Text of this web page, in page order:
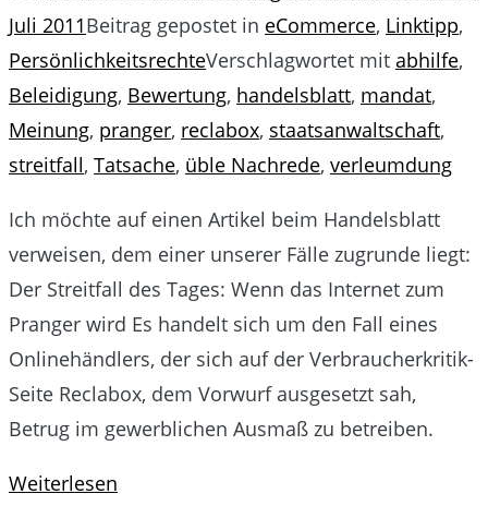
Juli 2011Beitrag gepostet in eCommerce, Linktipp,
PersönlichkeitsrechteVerschlagwortet mit abhilfe,
Beleidigung, Bewertung, handelsblatt, mandat,
Meinung, pranger, reclabox, staatsanwaltschaft,
streitfall, Tatsache, üble Nachrede, verleumdung
Ich möchte auf einen Artikel beim Handelsblatt
verweisen, dem einer unserer Fälle zugrunde liegt:
Der Streitfall des Tages: Wenn das Internet zum
Pranger wird Es handelt sich um den Fall eines
Onlinehändlers, der sich auf der Verbraucherkritik-
Seite Reclabox, dem Vorwurf ausgesetzt sah,
Betrug im gewerblichen Ausmaß zu betreiben.
Weiterlesen